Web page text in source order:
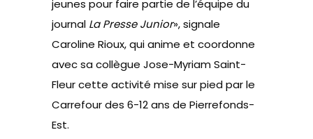
jeunes pour faire partie de l’équipe du
journal La Presse Junior», signale
Caroline Rioux, qui anime et coordonne
avec sa collègue Jose-Myriam Saint-
Fleur cette activité mise sur pied par le
Carrefour des 6-12 ans de Pierrefonds-
Est.